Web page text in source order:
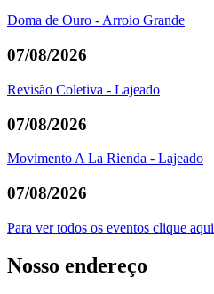
Doma de Ouro - Arroio Grande
07/08/2026
Revisão Coletiva - Lajeado
07/08/2026
Movimento A La Rienda - Lajeado
07/08/2026
Para ver todos os eventos clique aqui
Nosso endereço